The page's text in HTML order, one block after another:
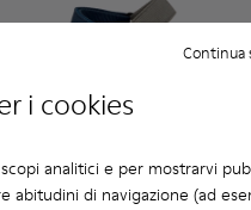
i cookies
analitici e per mostrarvi
abitudini di navigazione (ad
Continua